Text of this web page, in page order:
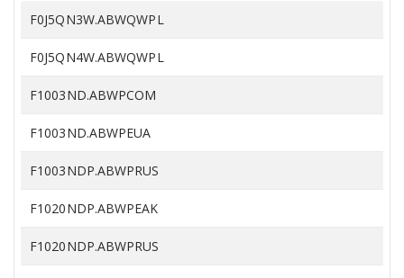
F0J5QN3W.ABWQWPL
F0J5QN4W.ABWQWPL
F1003ND.ABWPCOM
F1003ND.ABWPEUA
F1003NDP.ABWPRUS
F1020NDP.ABWPEAK
F1020NDP.ABWPRUS